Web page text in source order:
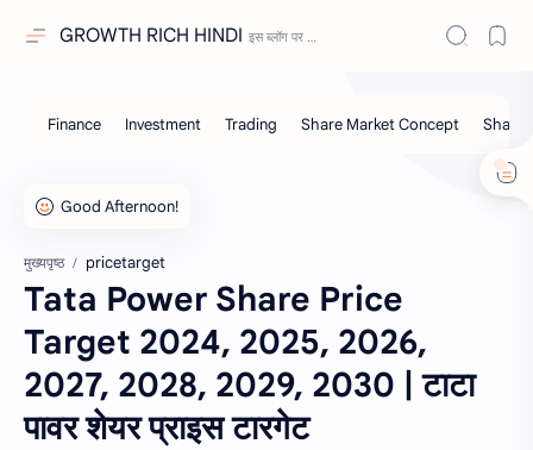
GROWTH RICH HINDI
मुख्यपृष्ठ pricetarget
Tata Power Share Price
Target 2024, 2025, 2026,
2027, 2028, 2029, 2030 | टाटा
पावर शेयर प्राइस टारगेट